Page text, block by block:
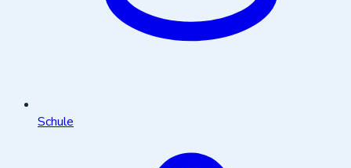
Schule